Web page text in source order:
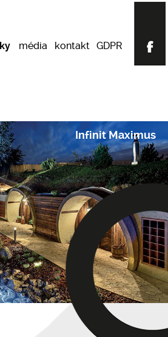
média kontakt GDPR
Infinit Maximus